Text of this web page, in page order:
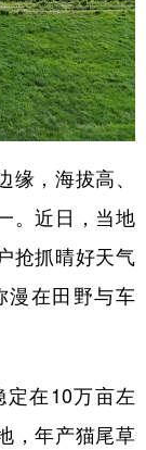
，海拔高、
。近日，当地
抢抓晴好天气
漫在田野与车
在10万亩左
，年产猫尾草